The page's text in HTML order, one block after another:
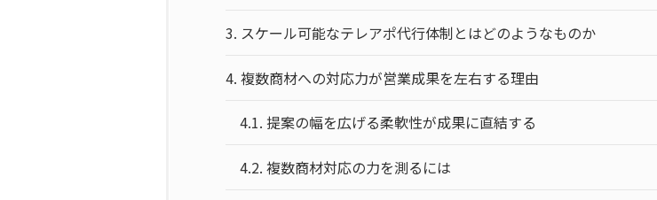
3. スケール可能なテレアポ代行体制とはどのようなものか
4. 複数商材への対応力が営業成果を左右する理由
4.1. 提案の幅を広げる柔軟性が成果に直結する
4.2. 複数商材対応の力を測るには